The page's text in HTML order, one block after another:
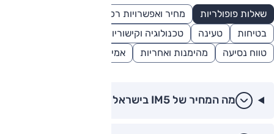
שאלות פופולריות מחיר ואפשרויות רכישה
בטיחות
טעינה טכנולוגיה וקישוריות
טווח נסיעה
מהימנות ואחריות אמינות ואחריות
מה המחיר של IM5 בישראל ב-2026?